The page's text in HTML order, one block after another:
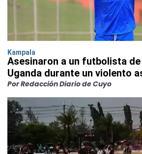
Kampala
Asesinaron a un futbolista
Uganda durante un violento
Por Redacción Diario de Cuyo